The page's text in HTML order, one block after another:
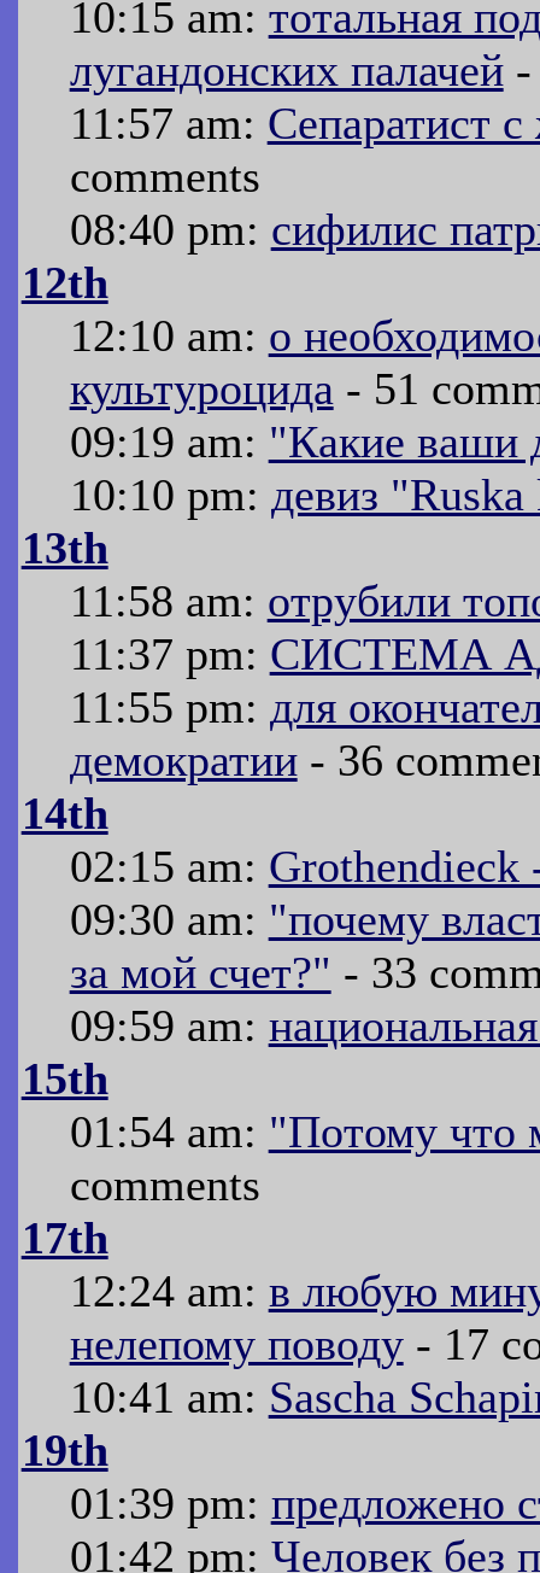
10:15 am: тотальная
лугандонских палачей-
11:57 am: Сепаратист
comments
08:40 pm: сифилис
12th
12:10 am: о
культуроцида - 51
09:19 am: "Какие ваши
10:10 pm: девиз
13th
11:58 am: отрубили
11:37 pm: СИСТЕМА
11:55 pm: для
демократии- 36
14th
02:15 am: Grothendieck
09:30 am: "почему
за мой счет?" - 33
09:59 am:
15th
01:54 am: "Потому что
comments
17th
12:24 am: в любую
нелепому поводу- 17
10:41 am: Sascha
19th
01:39 pm: предложено
01:42 pm: Человек без